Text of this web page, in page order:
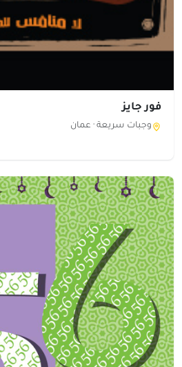
فور جايز
وجبات سريعة · عمان